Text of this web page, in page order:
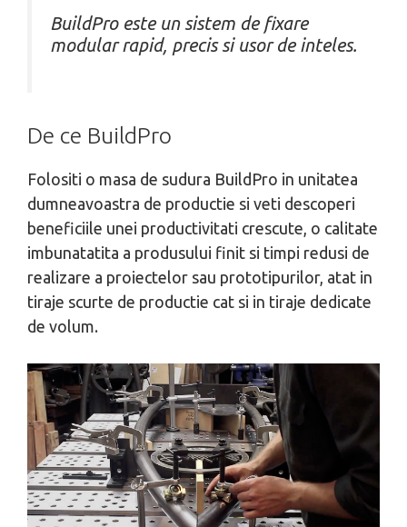
BuildPro este un sistem de fixare
modular rapid, precis si usor de inteles.
De ce BuildPro
Folositi o masa de sudura BuildPro in unitatea
dumneavoastra de productie si veti descoperi
beneficiile unei productivitati crescute, o calitate
imbunatatita a produsului finit si timpi redusi de
realizare a proiectelor sau prototipurilor, atat in
tiraje scurte de productie cat si in tiraje dedicate
de volum.